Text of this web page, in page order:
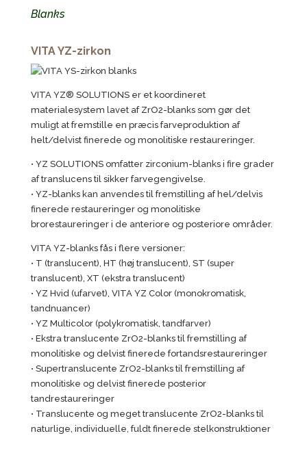
Blanks
VITA YZ-zirkon
VITA YZ® SOLUTIONS er et koordineret
materialesystem lavet af ZrO2-blanks som gør det
muligt at fremstille en præcis farveproduktion af
helt/delvist finerede og monolitiske restaureringer.
• YZ SOLUTIONS omfatter zirconium-blanks i fire grader
af translucens til sikker farvegengivelse.
• YZ-blanks kan anvendes til fremstilling af hel/delvis
finerede restaureringer og monolitiske
brorestaureringer i de anteriore og posteriore områder.
VITA YZ-blanks fås i flere versioner:
• T (translucent), HT (høj translucent), ST (super
translucent), XT (ekstra translucent)
• YZ Hvid (ufarvet), VITA YZ Color (monokromatisk,
tandnuancer)
• YZ Multicolor (polykromatisk, tandfarver)
• Ekstra translucente ZrO2-blanks til fremstilling af
monolitiske og delvist finerede fortandsrestaureringer
• Supertranslucente ZrO2-blanks til fremstilling af
monolitiske og delvist finerede posterior
tandrestaureringer
• Translucente og meget translucente ZrO2-blanks til
naturlige, individuelle, fuldt finerede stelkonstruktioner